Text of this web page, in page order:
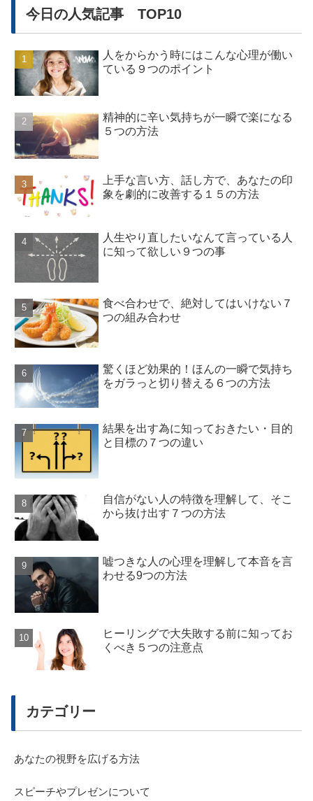
今日の人気記事 TOP10
人をからかう時にはこんな心理が働い
ている９つのポイント
精神的に辛い気持ちが一瞬で楽になる
５つの方法
上手な言い方、話し方で、あなたの印
象を劇的に改善する１５の方法
人生やり直したいなんて言っている人
に知って欲しい９つの事
食べ合わせで、絶対してはいけない７
つの組み合わせ
驚くほど効果的！ほんの一瞬で気持ち
をガラっと切り替える６つの方法
結果を出す為に知っておきたい・目的
と目標の７つの違い
自信がない人の特徴を理解して、そこ
から抜け出す７つの方法
嘘つきな人の心理を理解して本音を言
わせる9つの方法
ヒーリングで大失敗する前に知ってお
くべき５つの注意点
カテゴリー
あなたの視野を広げる方法
スピーチやプレゼンについて